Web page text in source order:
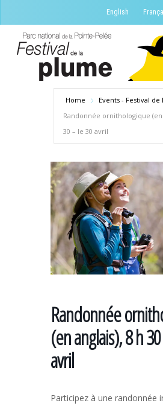
to
content
English
Home
Events - Festival de
Randonnée ornithologique (en
30 – le 30 avril
Randonnée
(en anglais), 8 h
avril
Participez à une randonnée